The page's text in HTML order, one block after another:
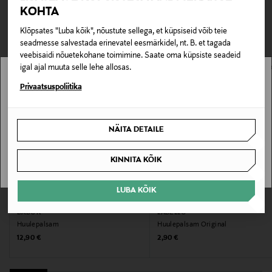
KOHTA
Klõpsates "Luba kõik", nõustute sellega, et küpsiseid võib teie
seadmesse salvestada erinevatel eesmärkidel, nt. B. et tagada
veebisaidi nõuetekohane toimimine. Saate oma küpsiste seadeid
igal ajal muuta selle lehe allosas.
Privaatsuspoliitika
NÄITA DETAILE
KINNITA KÕIK
LUBA KÕIK
25
Huulekreem
Tootjamaa
ITAALIA
250249
Tradebanco AB
tagastada ainult avamata pakendis. Tagastatavad suletud
avamata originaalpakendis.
E-POE TAGASTUSED
TEISED KLIENDID
VAATASID KA
BABOR
Huulepalsam
Original Price
12,90 €
LABELLO
Huulepalsam Original
Original Price
2,90 €
Stockmann pole Sinu riigis saadaval.
SAAN ARU